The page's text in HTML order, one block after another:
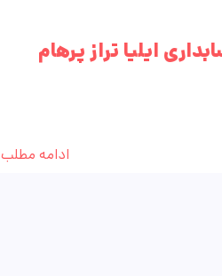
ایلیا تراز پرهام
ادامه مطلب